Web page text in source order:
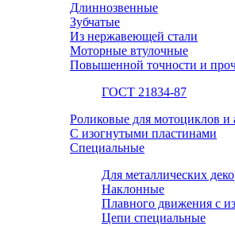
Длиннозвенные
Зубчатые
Из нержавеющей стали
Моторные втулочные
Повышенной точности и
ГОСТ 21834-87
Роликовые для мотоциклов и
С изогнутыми пластинами
Специальные
Для металлических
Наклонные
Плавного движения с
Цепи специальные